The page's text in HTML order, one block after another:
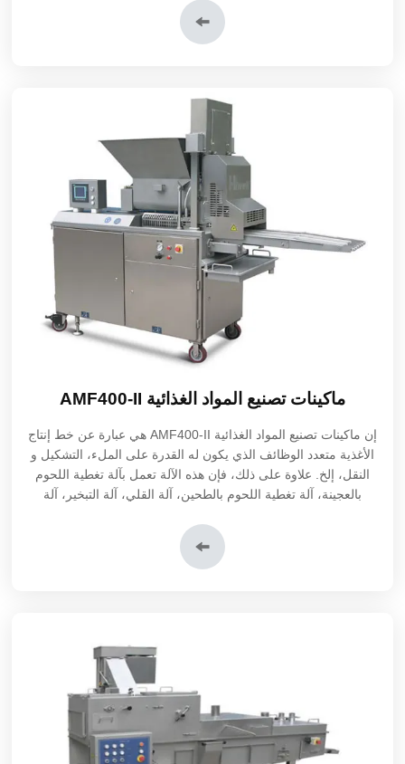
ماكينات تصنيع المواد الغذائية AMF400-II
إن ماكينات تصنيع المواد الغذائية AMF400-II هي عبارة عن خط إنتاج
الأغذية متعدد الوظائف الذي يكون له القدرة على الملء، التشكيل و
النقل، إلخ. علاوة على ذلك، فإن هذه الآلة تعمل بآلة تغطية اللحوم
بالعجينة، آلة تغطية اللحوم بالطحين، آلة القلي، آلة التبخير، آلة